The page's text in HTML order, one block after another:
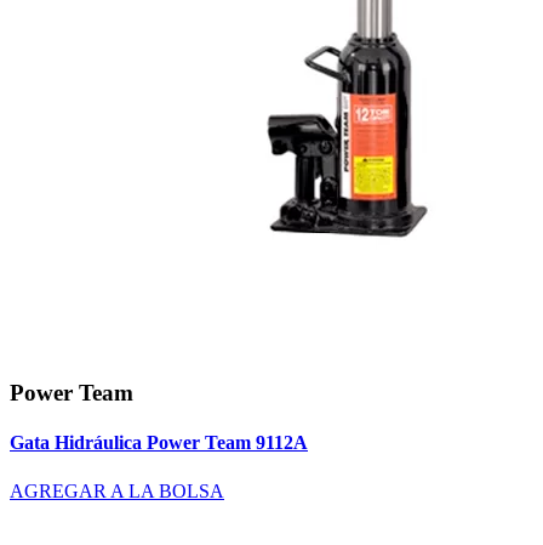
Power Team
Gata Hidráulica Power Team 9112A
AGREGAR A LA BOLSA